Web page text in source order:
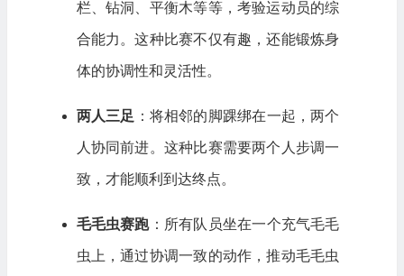
栏、钻洞、平衡木等等，考验运动员的综
合能力。这种比赛不仅有趣，还能锻炼身
体的协调性和灵活性。
两人三足 ：将相邻的脚踝绑在一起，两个
人协同前进。这种比赛需要两个人步调一
致，才能顺利到达终点。
毛毛虫赛跑：所有队员坐在一个充气毛毛
虫上，通过协调一致的动作，推动毛毛虫